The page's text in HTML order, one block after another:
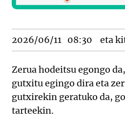
2026/06/11 08:30 eta
Zerua hodeitsu egongo
gutxitu egingo dira eta
gutxirekin geratuko da,
tarteekin.